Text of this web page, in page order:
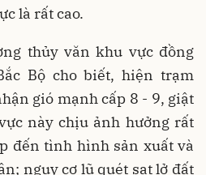
là rất cao.
thủy văn khu vực đồng
Bộ cho biết, hiện trạm
gió mạnh cấp 8 - 9, giật
này chịu ảnh hưởng rất
đến tình hình sản xuất và
nguy cơ lũ quét sạt lở đất